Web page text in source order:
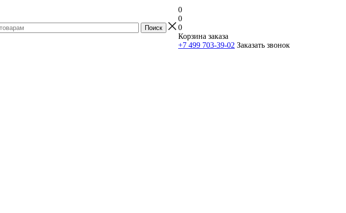
0
0
0
Корзина заказа
+7 499 703-39-02 Заказать звонок